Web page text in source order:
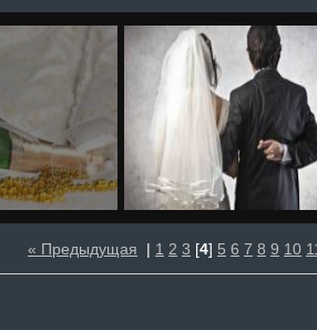
« Предыдущая | 1 2 3 [4] 5 6 7 8 9 10